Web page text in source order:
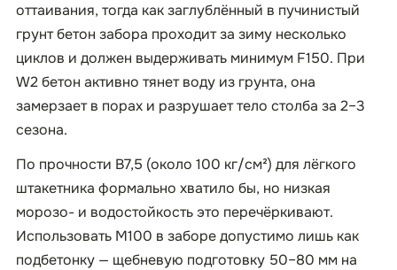
оттаивания, тогда как заглублённый в пучинистый
грунт бетон забора проходит за зиму несколько
циклов и должен выдерживать минимум F150. При
W2 бетон активно тянет воду из грунта, она
замерзает в порах и разрушает тело столба за 2–3
сезона.
По прочности B7,5 (около 100 кг/см²) для лёгкого
штакетника формально хватило бы, но низкая
морозо- и водостойкость это перечёркивают.
Использовать М100 в заборе допустимо лишь как
подбетонку — щебневую подготовку 50–80 мм на